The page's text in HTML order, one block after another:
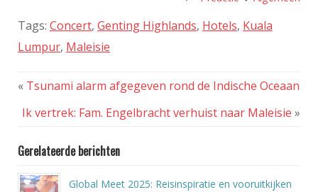
Tags: Concert, Genting Highlands, Hotels, Kuala
Lumpur, Maleisie
« Tsunami alarm afgegeven rond de Indische Oceaan
Ik vertrek: Fam. Engelbracht verhuist naar Maleisie »
Gerelateerde berichten
Global Meet 2025: Reisinspiratie en vooruitkijken